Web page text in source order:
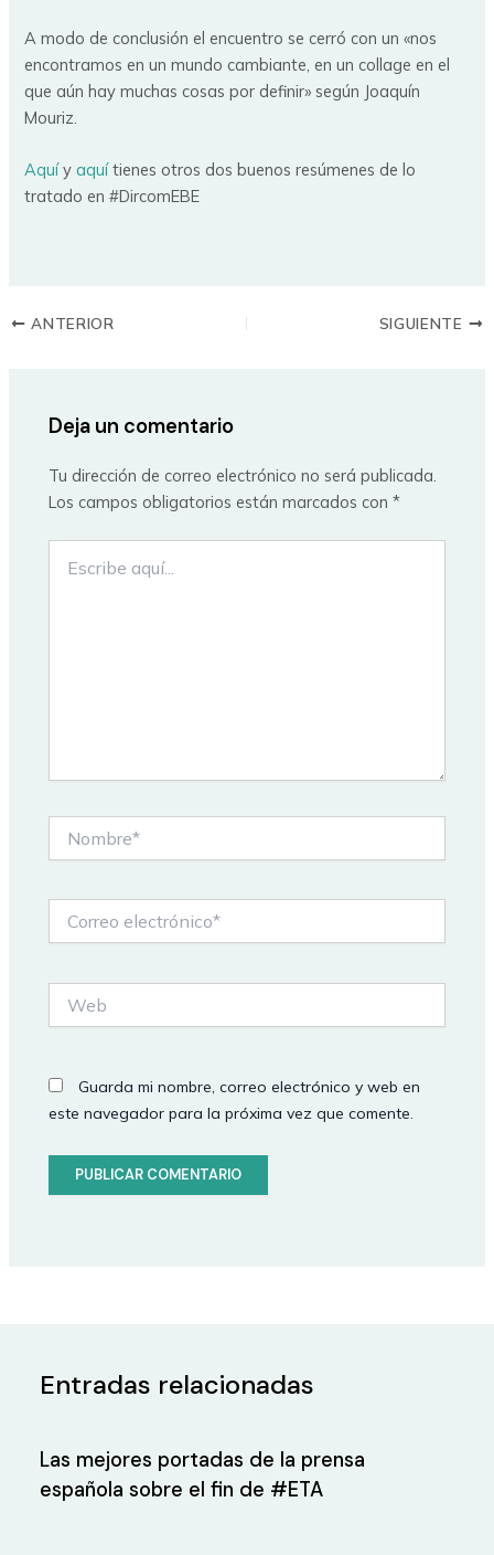
A modo de conclusión el encuentro se cerró con un «nos
encontramos en un mundo cambiante, en un collage en el
que aún hay muchas cosas por definir» según Joaquín
Mouriz.
Aquíyaquítienes otros dos buenos resúmenes de lo
tratado en #DircomEBE
ANTERIOR SIGUIENTE
Deja un comentario
Tu dirección de correo electrónico no será publicada.
Los campos obligatorios están marcados con*
aquí...
electrónico*
Guarda mi nombre, correo electrónico y web en
este navegador para la próxima vez que comente.
Entradas relacionadas
Las mejores portadas de la prensa
española sobre el fin de #ETA